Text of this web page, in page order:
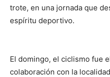
trote, en una jornada que
espíritu deportivo.
El domingo, el ciclismo fue
colaboración con la